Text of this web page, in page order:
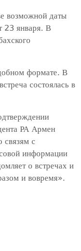
возможной даты
23 января. В
формате. В
состоялась в
РА Армен
связям с
информации
о встречах и
и вовремя».